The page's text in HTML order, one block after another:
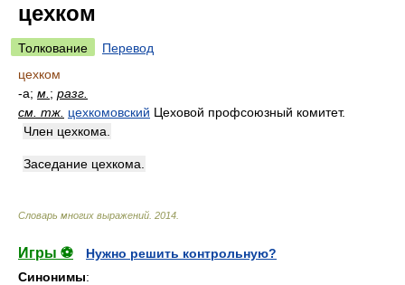
цехком
Толкование
Перевод
цехком
-а; м. ; разг.
см. тж. цехкомовский Цеховой профсоюзный комитет.
Член цехкома.
Заседание цехкома.
Словарь многих выражений 2014
Игры ⚽
Нужно решить контрольную?
Синонимы: